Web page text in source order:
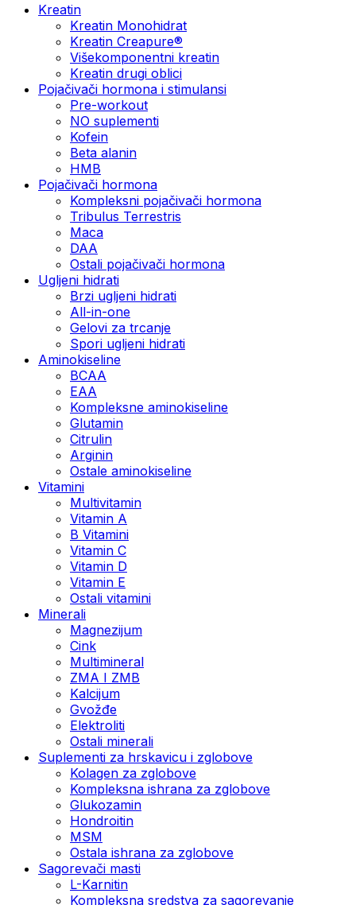
Kreatin
Kreatin Monohidrat
Kreatin Creapure®
Višekomponentni kreatin
Kreatin drugi oblici
Pojačivači hormona i stimulansi
Pre-workout
NO suplementi
Kofein
Beta alanin
HMB
Pojačivači hormona
Kompleksni pojačivači hormona
Tribulus Terrestris
Maca
DAA
Ostali pojačivači hormona
Ugljeni hidrati
Brzi ugljeni hidrati
All-in-one
Gelovi za trcanje
Spori ugljeni hidrati
Aminokiseline
BCAA
ЕАА
Kompleksne aminokiseline
Glutamin
Citrulin
Arginin
Ostale aminokiseline
Vitamini
Multivitamin
Vitamin A
B Vitamini
Vitamin C
Vitamin D
Vitamin E
Ostali vitamini
Minerali
Magnezijum
Cink
Multimineral
ZMA I ZMB
Kalcijum
Gvožđe
Elektroliti
Ostali minerali
Suplementi za hrskavicu i zglobove
Kolagen za zglobove
Kompleksna ishrana za zglobove
Glukozamin
Hondroitin
MSM
Ostala ishrana za zglobove
Sagorevači masti
L-Karnitin
Kompleksna sredstva za sagorevanje